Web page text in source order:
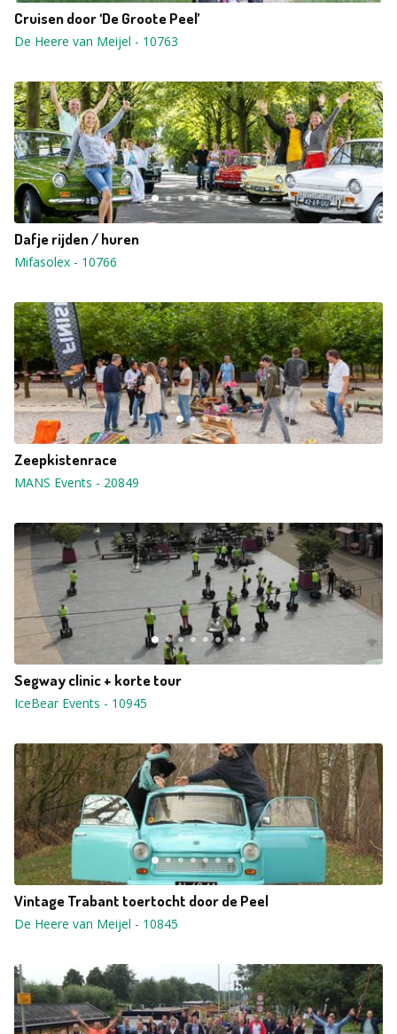
Cruisen door ‘De Groote Peel’
De Heere van Meijel - 10763
Dafje rijden / huren
Mifasolex - 10766
Zeepkistenrace
MANS Events - 20849
Segway clinic + korte tour
IceBear Events - 10945
Vintage Trabant toertocht door de Peel
De Heere van Meijel - 10845